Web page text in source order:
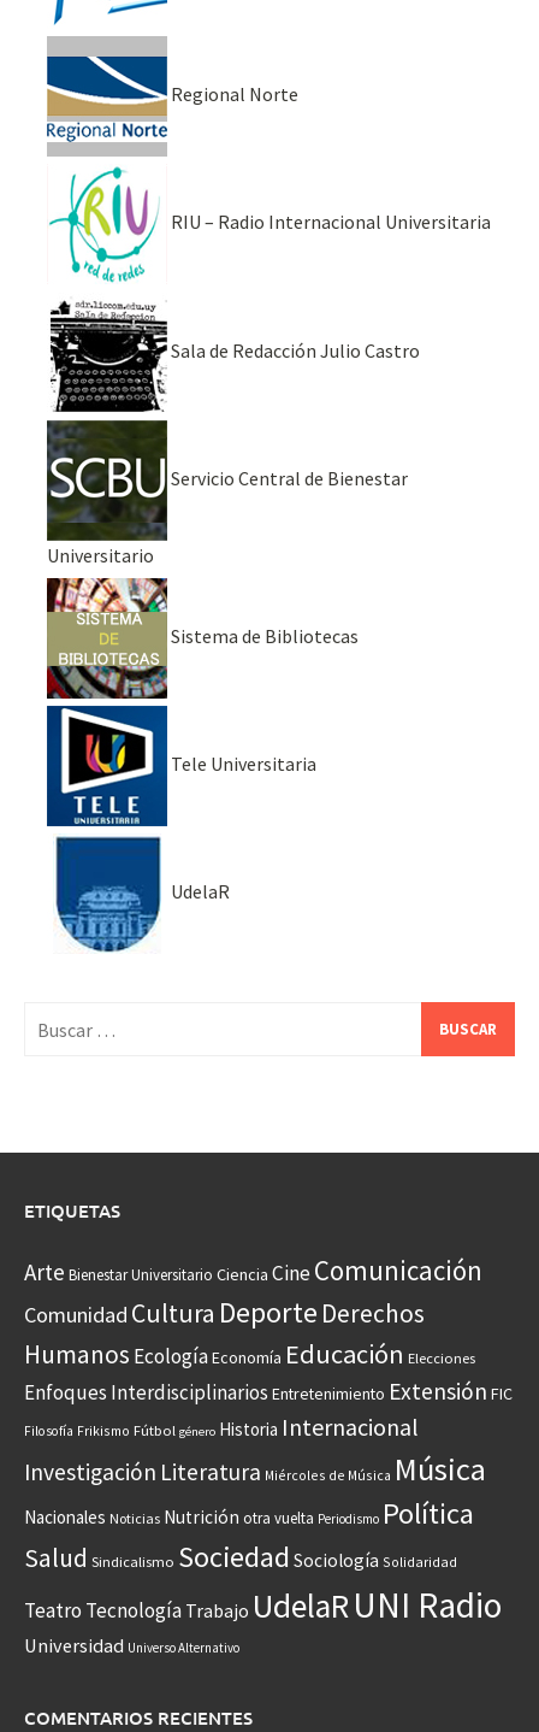
Regional Norte
RIU – Radio Internacional Universitaria
Sala de Redacción Julio Castro
Servicio Central de Bienestar
Universitario
Sistema de Bibliotecas
Tele Universitaria
UdelaR
ETIQUETAS
Arte Bienestar Universitario Ciencia CineComunicación
Comunidad Cultura Deporte Derechos
Humanos EcologíaEconomía Educación Elecciones
Enfoques Interdisciplinarios Entretenimiento Extensión FIC
Filosofía Frikismo Fútbol género Historia Internacional
Investigación Literatura Miércoles de Música Música
Nacionales Noticias Nutrición otra vuelta Periodismo Política
Salud Sindicalismo Sociedad Sociología Solidaridad
Teatro Tecnología Trabajo UdelaRUNI Radio
Universidad Universo Alternativo
COMENTARIOS RECIENTES